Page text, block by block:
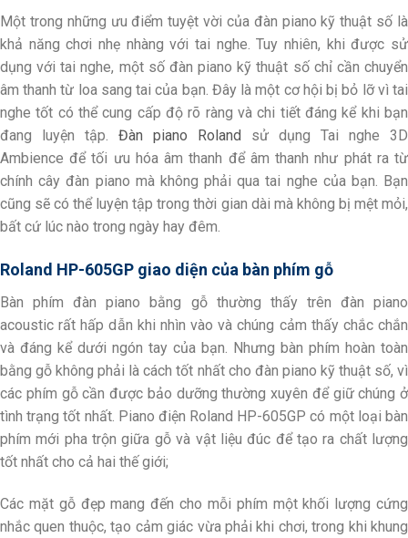
Một trong những ưu điểm tuyệt vời của đàn piano kỹ thuật số là
khả năng chơi nhẹ nhàng với tai nghe. Tuy nhiên, khi được sử
dụng với tai nghe, một số đàn piano kỹ thuật số chỉ cần chuyển
âm thanh từ loa sang tai của bạn. Đây là một cơ hội bị bỏ lỡ vì tai
nghe tốt có thể cung cấp độ rõ ràng và chi tiết đáng kể khi bạn
đang luyện tập. Đàn piano Roland
sử dụng Tai nghe 3D
Ambience để tối ưu hóa âm thanh để âm thanh như phát ra từ
chính cây đàn piano mà không phải qua tai nghe của bạn. Bạn
cũng sẽ có thể luyện tập trong thời gian dài mà không bị mệt mỏi,
bất cứ lúc nào trong ngày hay đêm.
Roland HP-605GP giao diện của bàn phím gỗ
Bàn phím đàn piano bằng gỗ thường thấy trên đàn piano
acoustic rất hấp dẫn khi nhìn vào và chúng cảm thấy chắc chắn
và đáng kể dưới ngón tay của bạn. Nhưng bàn phím hoàn toàn
bằng gỗ không phải là cách tốt nhất cho đàn piano kỹ thuật số, vì
các phím gỗ cần được bảo dưỡng thường xuyên để giữ chúng ở
tình trạng tốt nhất. Piano điện Roland HP-605GP có một loại bàn
phím mới pha trộn giữa gỗ và vật liệu đúc để tạo ra chất lượng
tốt nhất cho cả hai thế giới;
Các mặt gỗ đẹp mang đến cho mỗi phím một khối lượng cứng
nhắc quen thuộc, tạo cảm giác vừa phải khi chơi, trong khi khung